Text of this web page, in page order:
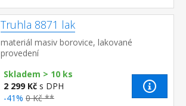
Truhla 8871 lak
materiál masiv borovice, lakované
provedení
Skladem > 10 ks
2 299 Kč s DPH
-41% 0 Kč **